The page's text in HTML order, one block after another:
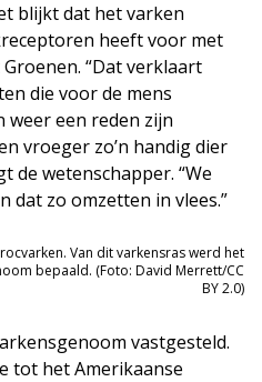
blijkt dat het varken
heeft voor met
“Dat verklaart
die voor de mens
weer een reden zijn
vroeger zo’n handig dier
de wetenschapper. “We
dat zo omzetten in vlees.”
Van dit varkensras werd het
bepaald. (Foto: David Merrett/CC
BY 2.0)
vastgesteld.
tot het Amerikaanse